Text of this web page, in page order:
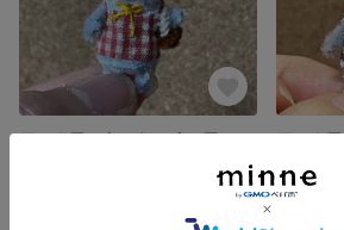
モールアート ミニチュア かごを持ったくまさん